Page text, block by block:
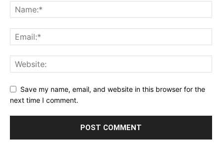
Save my name, email, and website in this browser for the
next time I comment.